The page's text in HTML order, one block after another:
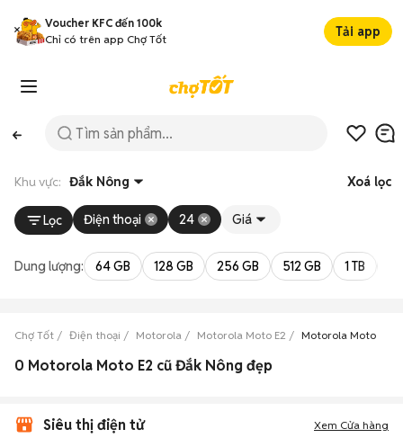
Voucher KFC đến 100k
Chỉ có trên app Chợ Tốt
Tải app
Khu vực: Đắk Nông Xoá lọc
Lọc Điện thoại 24 Giá
Dung lượng: 64 GB 128 GB 256 GB 512 GB 1 TB
Chợ Tốt Điện thoại Motorola Motorola Moto E2 Motorola Moto E2
0 Motorola Moto E2 cũ Đắk Nông đẹp
Siêu thị điện tử Xem Cửa hàng